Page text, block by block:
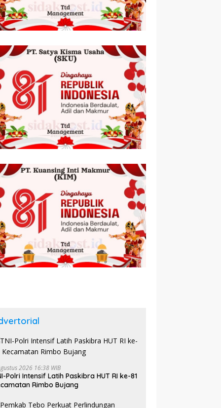
2026 16:38 WIB
Polri Intensif Latih Paskibra HUT RI ke-81
Rimbo Bujang